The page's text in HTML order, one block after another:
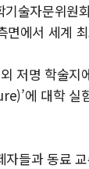
술자문위
면에서 세계
저명 학술
에 대학
들과 동료